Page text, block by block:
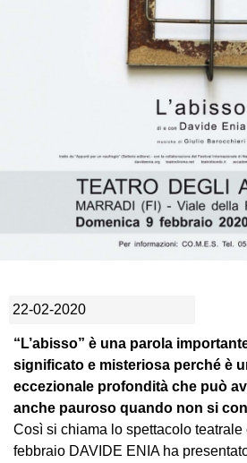
22-02-2020
“L’abisso” è una parola
significato e misteriosa perché è
eccezionale profondità che può
anche pauroso quando non si
Così si chiama lo spettacolo
febbraio DAVIDE ENIA ha